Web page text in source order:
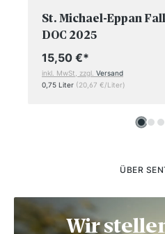
St. Michael-Eppan
DOC 2025
15,50 €*
inkl. MwSt, zzgl. Versand
0,75 Liter (20,67 €/Liter)
ÜBER
Wir